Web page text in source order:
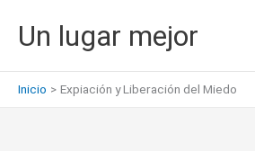
contenido
Un lugar mejor
Inicio Expiación y Liberación del Miedo